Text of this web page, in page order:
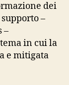
dei
–
–
in cui la
e mitigata